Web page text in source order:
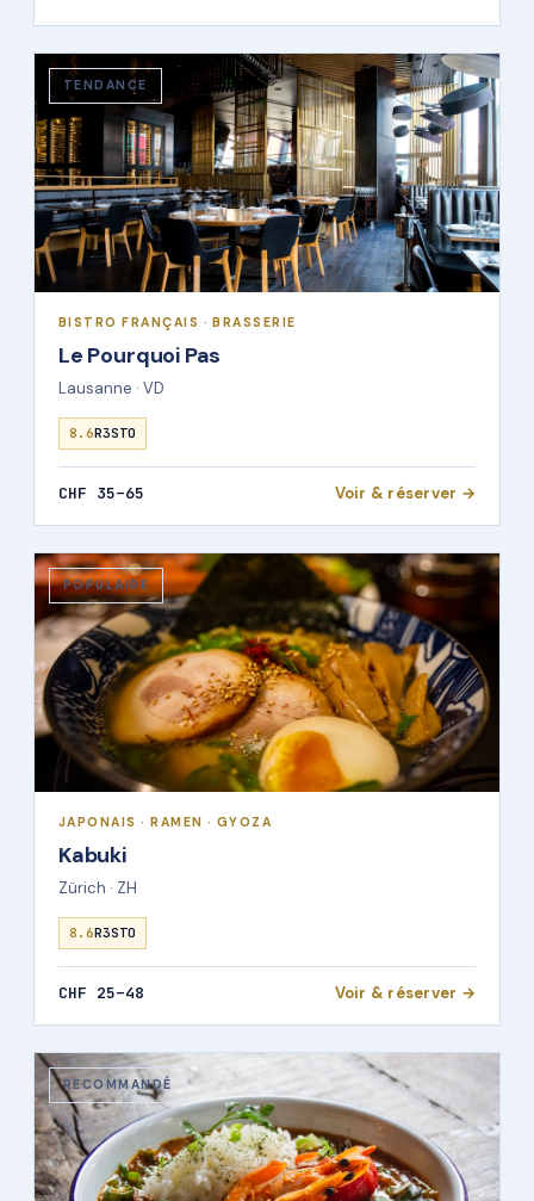
TENDANCE
BISTRO FRANÇAIS · BRASSERIE
Le Pourquoi Pas
Lausanne · VD
8.6R3STO
CHF 35–65 Voir & réserver →
POPULAIRE
JAPONAIS · RAMEN · GYOZA
Kabuki
Zürich · ZH
8.6R3STO
CHF 25–48 Voir & réserver →
RECOMMANDÉ